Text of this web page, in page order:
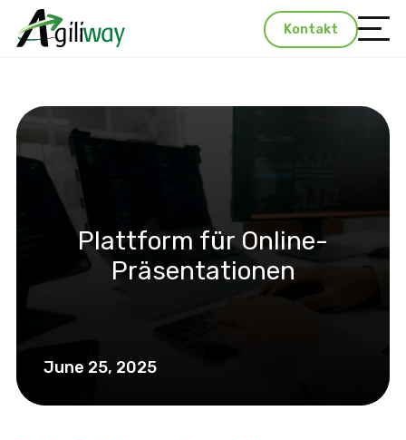
Kontakt
June 25, 2025
Plattform für Online-
Präsentationen